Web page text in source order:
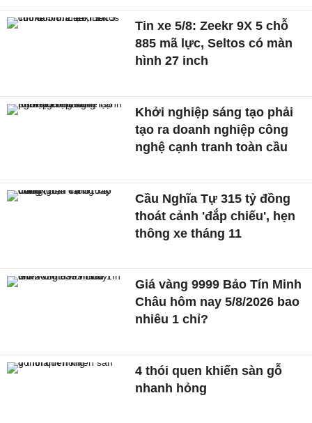
Tin xe 5/8: Zeekr 9X 5 chỗ
885 mã lực, Seltos có màn
hình 27 inch
Khởi nghiệp sáng tạo phải
tạo ra doanh nghiệp công
nghệ cạnh tranh toàn cầu
Cầu Nghĩa Tự 315 tỷ đồng
thoát cảnh 'đắp chiếu', hẹn
thông xe tháng 11
Giá vàng 9999 Bảo Tín Minh
Châu hôm nay 5/8/2026 bao
nhiêu 1 chỉ?
4 thói quen khiến sàn gỗ
nhanh hỏng